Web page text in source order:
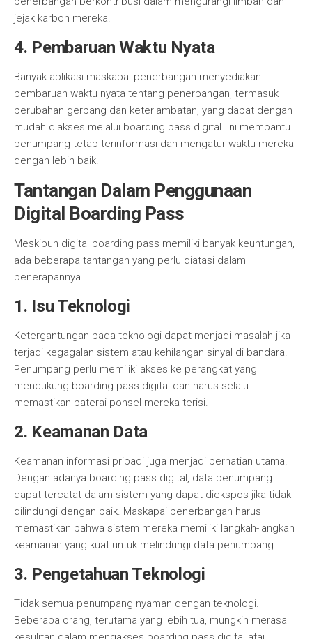
jejak karbon mereka.
4. Pembaruan Waktu Nyata
Banyak aplikasi maskapai penerbangan menyediakan
pembaruan waktu nyata tentang penerbangan, termasuk
perubahan gerbang dan keterlambatan, yang dapat dengan
mudah diakses melalui boarding pass digital. Ini membantu
penumpang tetap terinformasi dan mengatur waktu mereka
dengan lebih baik.
Tantangan Dalam Penggunaan
Digital Boarding Pass
Meskipun digital boarding pass memiliki banyak keuntungan,
ada beberapa tantangan yang perlu diatasi dalam
penerapannya.
1. Isu Teknologi
Ketergantungan pada teknologi dapat menjadi masalah jika
terjadi kegagalan sistem atau kehilangan sinyal di bandara.
Penumpang perlu memiliki akses ke perangkat yang
mendukung boarding pass digital dan harus selalu
memastikan baterai ponsel mereka terisi.
2. Keamanan Data
Keamanan informasi pribadi juga menjadi perhatian utama.
Dengan adanya boarding pass digital, data penumpang
dapat tercatat dalam sistem yang dapat diekspos jika tidak
dilindungi dengan baik. Maskapai penerbangan harus
memastikan bahwa sistem mereka memiliki langkah-langkah
keamanan yang kuat untuk melindungi data penumpang.
3. Pengetahuan Teknologi
Tidak semua penumpang nyaman dengan teknologi.
Beberapa orang, terutama yang lebih tua, mungkin merasa